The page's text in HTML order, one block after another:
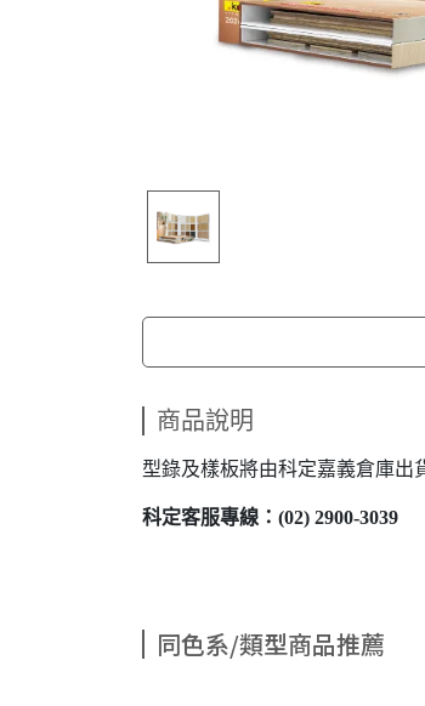
商品說明
型錄及樣板將由科定嘉義倉庫出
科定客服專線：(02) 2900-3039
同色系/類型商品推薦